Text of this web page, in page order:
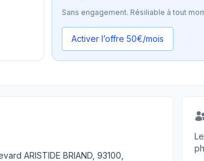
Sans engagement. Résiliable à tout
Activer l’offre 50€/mois
ARISTIDE BRIAND, 93100,